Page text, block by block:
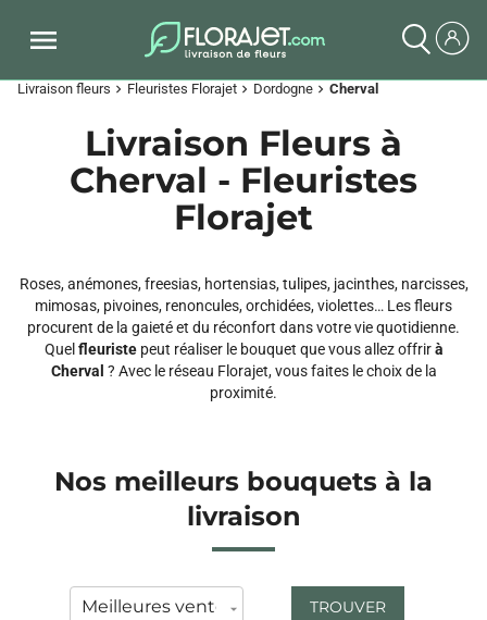
Livraison fleurs chevron_right Fleuristes Florajet chevron_right Dordogne chevron_right Cherval
Livraison Fleurs à
Cherval - Fleuristes
Florajet
Roses, anémones, freesias, hortensias, tulipes, jacinthes, narcisses,
mimosas, pivoines, renoncules, orchidées, violettes… Les fleurs
procurent de la gaieté et du réconfort dans votre vie quotidienne.
Quel fleuristepeut réaliser le bouquet que vous allez offrirà
Cherval ? Avec le réseau Florajet, vous faites le choix de la
proximité.
Nos meilleurs bouquets à la
livraison
TROUVER